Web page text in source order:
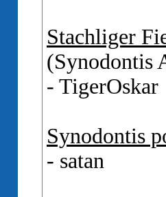
Stachliger
(Synodontis
- TigerOskar
Synodontis
- satan